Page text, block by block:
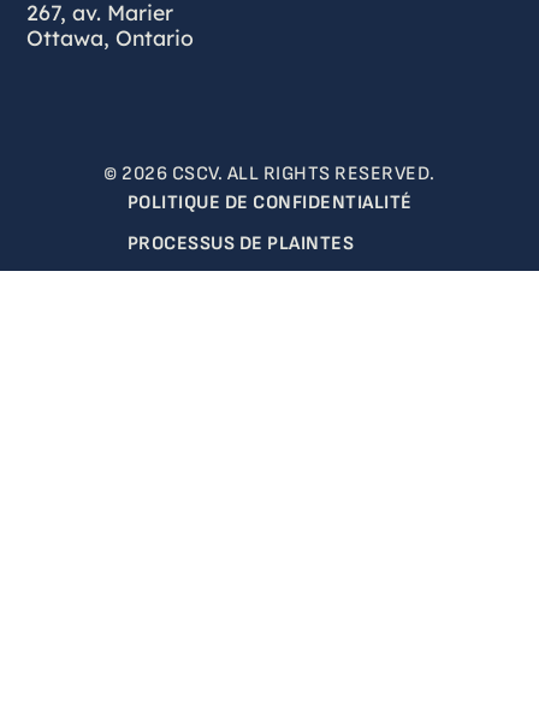
267, av. Marier
Ottawa, Ontario
© 2026 CSCV. ALL RIGHTS RESERVED.
POLITIQUE DE CONFIDENTIALITÉ
PROCESSUS DE PLAINTES